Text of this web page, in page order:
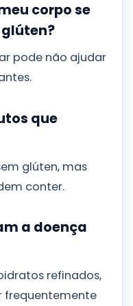
corpo se
pode não ajudar
que
glúten, mas
conter.
a doença
refinados,
frequentemente